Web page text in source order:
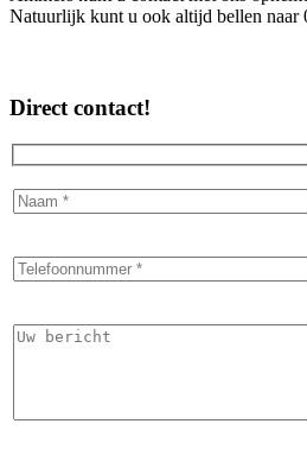
Natuurlijk kunt u ook altijd bellen naar
Direct contact!